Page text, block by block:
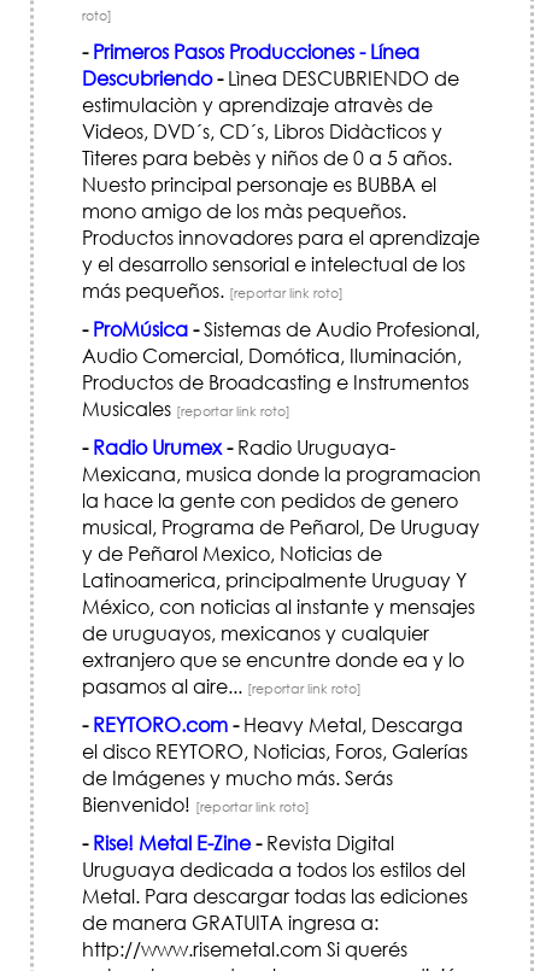
roto]
- Primeros Pasos Producciones - Línea
Descubriendo-Lìnea DESCUBRIENDO de
estimulaciòn y aprendizaje atravès de
Videos, DVD´s, CD´s, Libros Didàcticos y
Tìteres para bebès y niños de 0 a 5 años.
Nuesto principal personaje es BUBBA el
mono amigo de los màs pequeños.
Productos innovadores para el aprendizaje
y el desarrollo sensorial e intelectual de los
más pequeños. [reportar link roto]
- ProMúsica-Sistemas de Audio Profesional,
Audio Comercial, Domótica, Iluminación,
Productos de Broadcasting e Instrumentos
Musicales [reportar link roto]
- Radio Urumex-Radio Uruguaya-
Mexicana, musica donde la programacion
la hace la gente con pedidos de genero
musical, Programa de Peñarol, De Uruguay
y de Peñarol Mexico, Noticias de
Latinoamerica, principalmente Uruguay Y
México, con noticias al instante y mensajes
de uruguayos, mexicanos y cualquier
extranjero que se encuntre donde ea y lo
pasamos al aire... [reportar link roto]
- REYTORO.com-Heavy Metal, Descarga
el disco REYTORO, Noticias, Foros, Galerías
de Imágenes y mucho más. Serás
Bienvenido! [reportar link roto]
- Rise! Metal E-Zine-Revista Digital
Uruguaya dedicada a todos los estilos del
Metal. Para descargar todas las ediciones
de manera GRATUITA ingresa a:
http://www.risemetal.com Si querés